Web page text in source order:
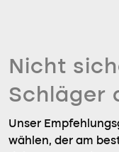
Nicht
Schläger
Unser
wählen, der am